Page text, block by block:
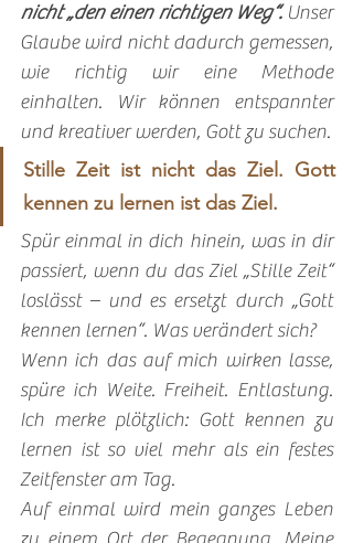
nicht „den einen richtigen Weg“. Unser
Glaube wird nicht dadurch gemessen,
wie richtig wir eine Methode
einhalten. Wir können entspannter
und kreativer werden, Gott zu suchen.
Stille Zeit ist nicht das Ziel. Gott
kennen zu lernen ist das Ziel.
Spür einmal in dich hinein, was in dir
passiert, wenn du das Ziel „Stille Zeit“
loslässt – und es ersetzt durch „Gott
kennen lernen“. Was verändert sich?
Wenn ich das auf mich wirken lasse,
spüre ich Weite. Freiheit. Entlastung.
Ich merke plötzlich: Gott kennen zu
lernen ist so viel mehr als ein festes
Zeitfenster am Tag.
Auf einmal wird mein ganzes Leben